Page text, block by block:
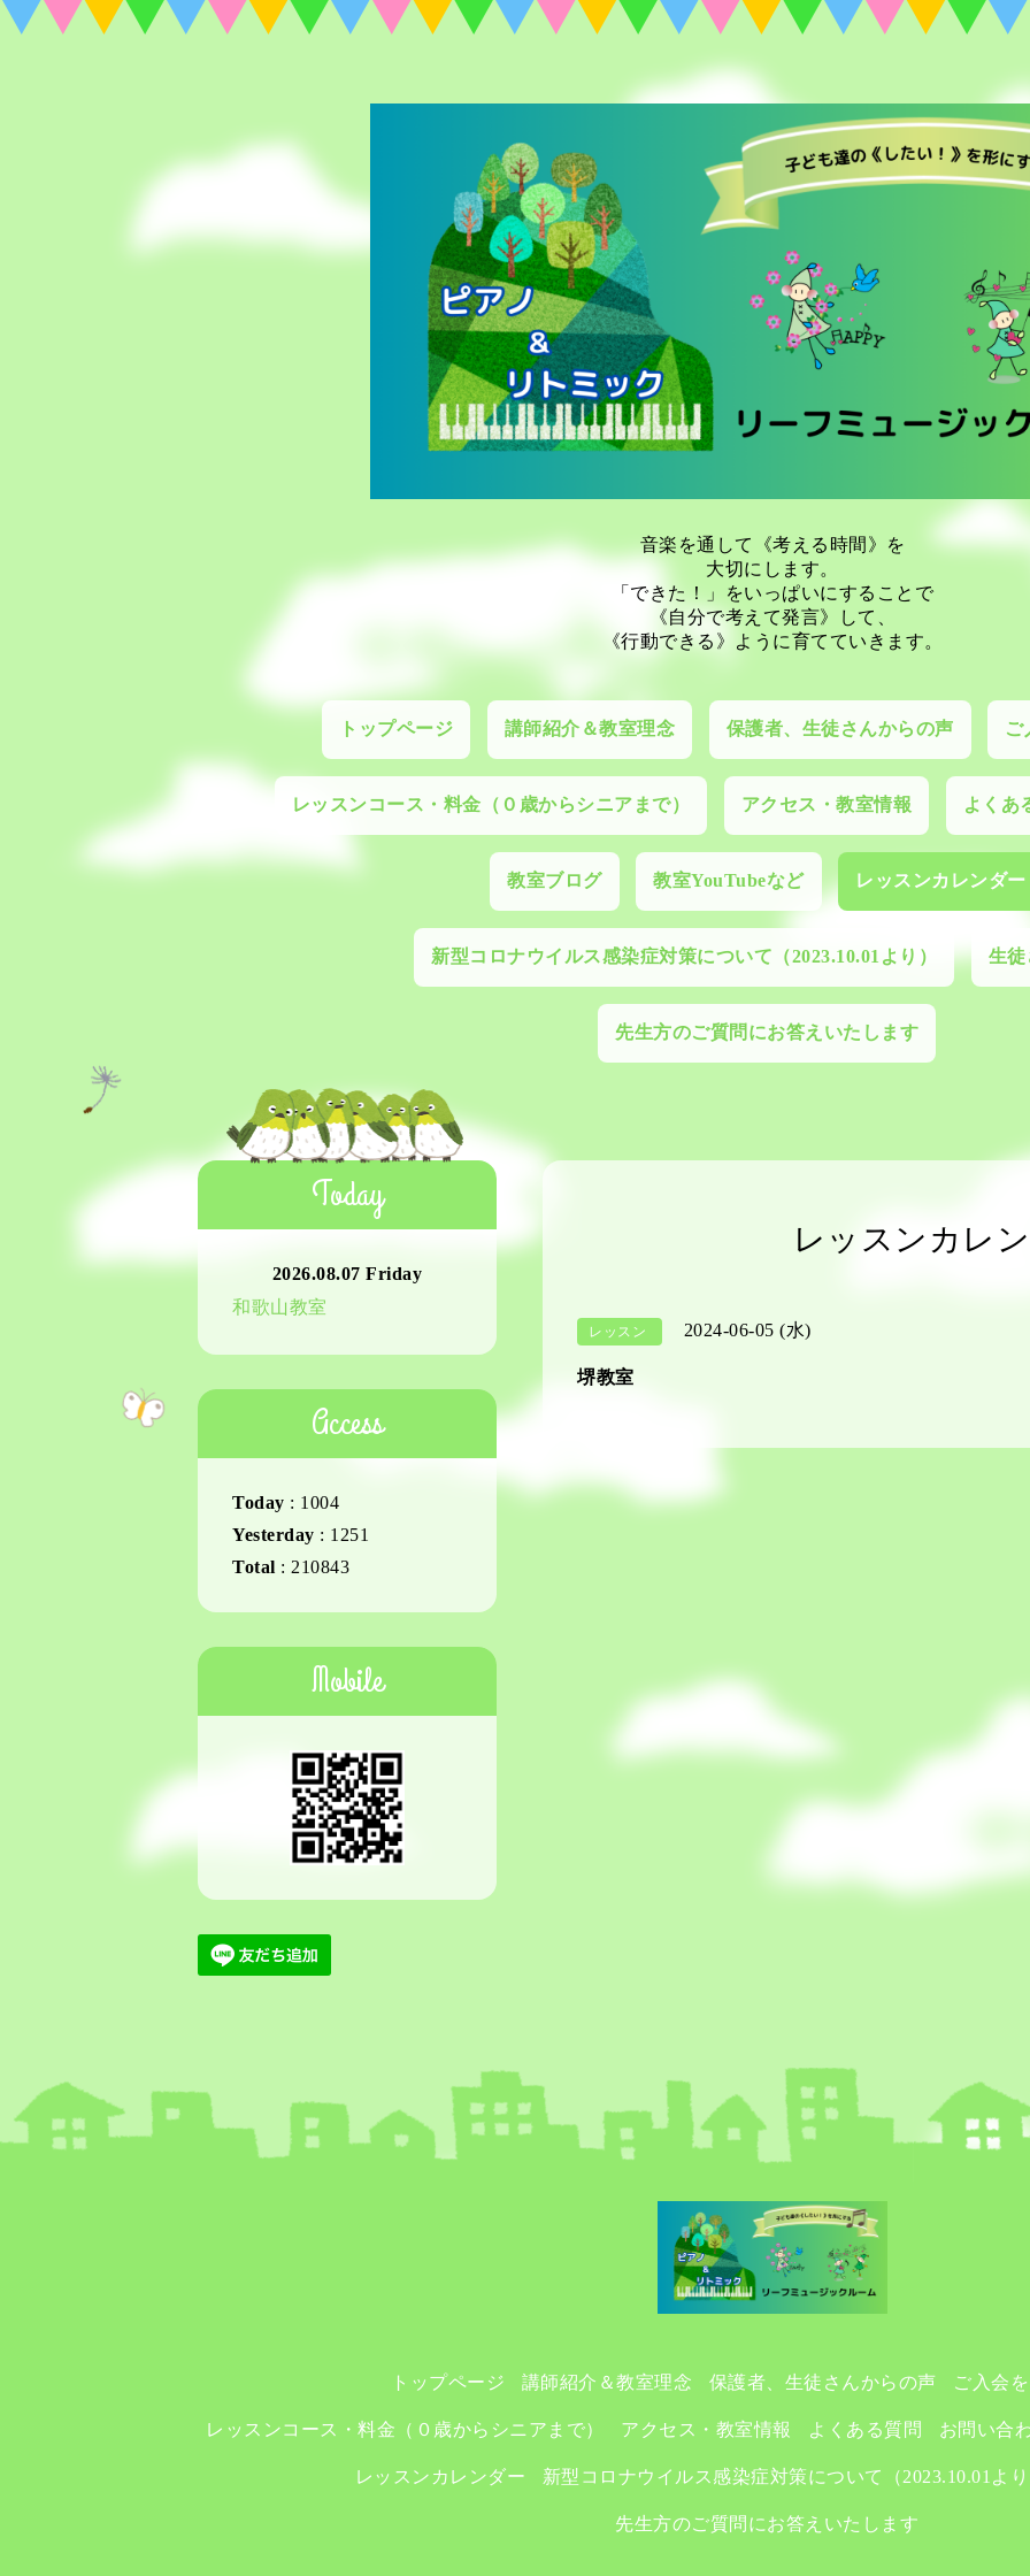
音楽を通して《考える時間》を
大切にします。
「できた！」をいっぱいにすることで
《自分で考えて発言》して、
《行動できる》ように育てていきます。
トップページ 講師紹介＆教室理念 保護者、生徒さんからの声 ご
レッスンコース・料金（０歳からシニアまで） アクセス・教室情報 よくあ
教室ブログ 教室YouTubeなど レッスンカレンダー
新型コロナウイルス感染症対策について（2023.10.01より） 生
先生方のご質問にお答えいたします
レッスンカレ
レッスン 2024-06-05 (水)
堺教室
Today
2026.08.07 Friday
和歌山教室
Access
Today : 1004
Yesterday : 1251
Total : 210843
Mobile
トップページ 講師紹介＆教室理念 保護者、生徒さんからの声 ご入会
レッスンコース・料金（０歳からシニアまで） アクセス・教室情報 よくある質問 お問い合
レッスンカレンダー 新型コロナウイルス感染症対策について（2023.10.01よ
先生方のご質問にお答えいたします